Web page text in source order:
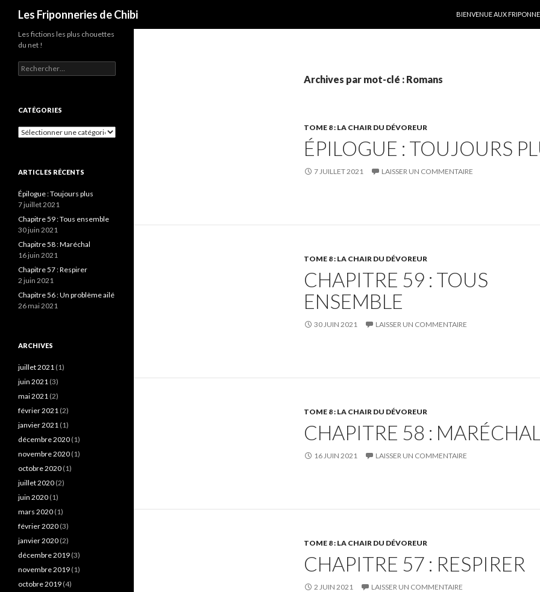
Les Friponneries de Chibi
BIENVENUE AUX
Archives par mot-clé : Romans
TOME 8 : LA CHAIR DU DÉVOREUR
ÉPILOGUE : TOUJOURS
7 JUILLET 2021 LAISSER UN COMMENTAIRE
TOME 8 : LA CHAIR DU DÉVOREUR
CHAPITRE 59 : TOUS
ENSEMBLE
30 JUIN 2021 LAISSER UN COMMENTAIRE
TOME 8 : LA CHAIR DU DÉVOREUR
CHAPITRE 58 :
16 JUIN 2021 LAISSER UN COMMENTAIRE
TOME 8 : LA CHAIR DU DÉVOREUR
CHAPITRE 57 : RESPIRER
2 JUIN 2021 LAISSER UN COMMENTAIRE
Les fictions les plus chouettes
du net !
Rechercher :
CATÉGORIES
Catégories
ARTICLES RÉCENTS
Épilogue : Toujours plus
7 juillet 2021
Chapitre 59 : Tous ensemble
30 juin 2021
Chapitre 58 : Maréchal
16 juin 2021
Chapitre 57 : Respirer
2 juin 2021
Chapitre 56 : Un problème ailé
26 mai 2021
ARCHIVES
juillet 2021 (1)
juin 2021 (3)
mai 2021 (2)
février 2021 (2)
janvier 2021 (1)
décembre 2020 (1)
novembre 2020 (1)
octobre 2020 (1)
juillet 2020 (2)
juin 2020 (1)
mars 2020 (1)
février 2020 (3)
janvier 2020 (2)
décembre 2019 (3)
novembre 2019 (1)
octobre 2019 (4)